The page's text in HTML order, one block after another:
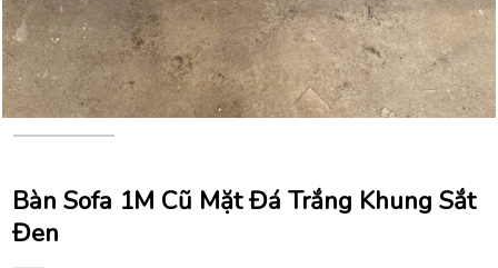
Bàn Sofa 1M Cũ Mặt Đá Trắng Khung Sắt
Đen